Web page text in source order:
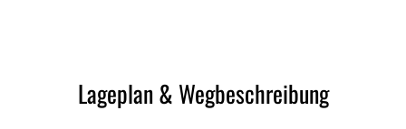
Lageplan & Wegbeschreibung